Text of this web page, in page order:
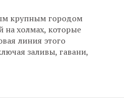
крупным городом
на холмах, которые
линия этого
заливы, гавани,